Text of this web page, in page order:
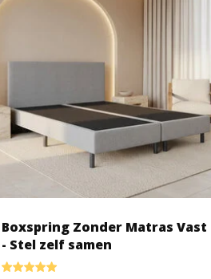
Boxspring Zonder Matras Vast
- Stel zelf samen